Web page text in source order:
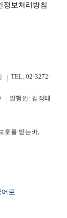
정보처리방침
TEL: 02-3272-
발행인: 김정태
호를 받는바,
로